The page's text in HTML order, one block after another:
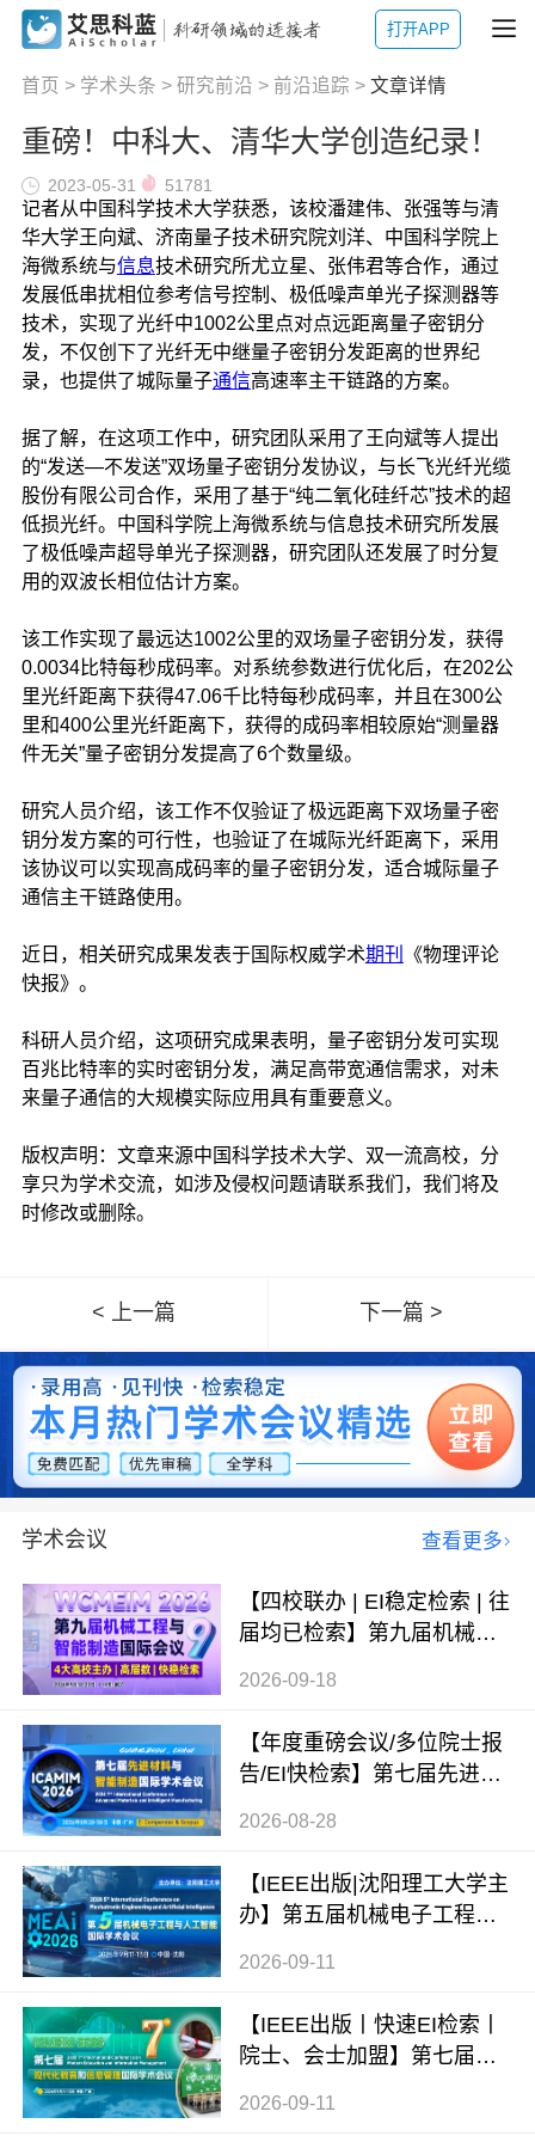
打开APP
首页 > 学术头条 > 研究前沿 > 前沿追踪 > 文章详情
重磅！中科大、清华大学创造纪录！
2023-05-31 51781
记者从中国科学技术大学获悉，该校潘建伟、张强等与清
华大学王向斌、济南量子技术研究院刘洋、中国科学院上
海微系统与信息技术研究所尤立星、张伟君等合作，通过
发展低串扰相位参考信号控制、极低噪声单光子探测器等
技术，实现了光纤中1002公里点对点远距离量子密钥分
发，不仅创下了光纤无中继量子密钥分发距离的世界纪
录，也提供了城际量子通信高速率主干链路的方案。
据了解，在这项工作中，研究团队采用了王向斌等人提出
的“发送—不发送”双场量子密钥分发协议，与长飞光纤光缆
股份有限公司合作，采用了基于“纯二氧化硅纤芯”技术的超
低损光纤。中国科学院上海微系统与信息技术研究所发展
了极低噪声超导单光子探测器，研究团队还发展了时分复
用的双波长相位估计方案。
该工作实现了最远达1002公里的双场量子密钥分发，获得
0.0034比特每秒成码率。对系统参数进行优化后，在202公
里光纤距离下获得47.06千比特每秒成码率，并且在300公
里和400公里光纤距离下，获得的成码率相较原始“测量器
件无关”量子密钥分发提高了6个数量级。
研究人员介绍，该工作不仅验证了极远距离下双场量子密
钥分发方案的可行性，也验证了在城际光纤距离下，采用
该协议可以实现高成码率的量子密钥分发，适合城际量子
通信主干链路使用。
近日，相关研究成果发表于国际权威学术期刊
《物理评论
快报》。
科研人员介绍，这项研究成果表明，量子密钥分发可实现
百兆比特率的实时密钥分发，满足高带宽通信需求，对未
来量子通信的大规模实际应用具有重要意义。
版权声明：文章来源中国科学技术大学、双一流高校，分
享只为学术交流，如涉及侵权问题请联系我们，我们将及
时修改或删除。
< 上一篇 下一篇 >
学术会议 查看更多
【四校联办 | EI稳定检索 | 往
届均已检索】第九届机械工
2026-09-18
【年度重磅会议/多位院士报
告/EI快检索】第七届先进材
2026-08-28
【IEEE出版|沈阳理工大学主
办】第五届机械电子工程与
2026-09-11
【IEEE出版丨快速EI检索丨
院士、会士加盟】第七届现
2026-09-11